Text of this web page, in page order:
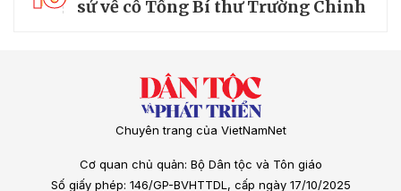
sử về cố Tổng Bí thư Trường Chinh
Chuyên trang của VietNamNet
Cơ quan chủ quản: Bộ Dân tộc và Tôn giáo
Số giấy phép: 146/GP-BVHTTDL, cấp ngày 17/10/2025